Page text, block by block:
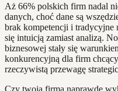
Aż 66% polskich firm nadal
danych, choć dane są
brak kompetencji i tradycyjne
się intuicją zamiast analizą.
biznesowej stały się
konkurencyjną dla firm
rzeczywistą przewagę
Czy twoja firma naprawdę